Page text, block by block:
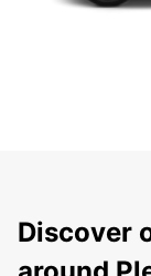
Discover